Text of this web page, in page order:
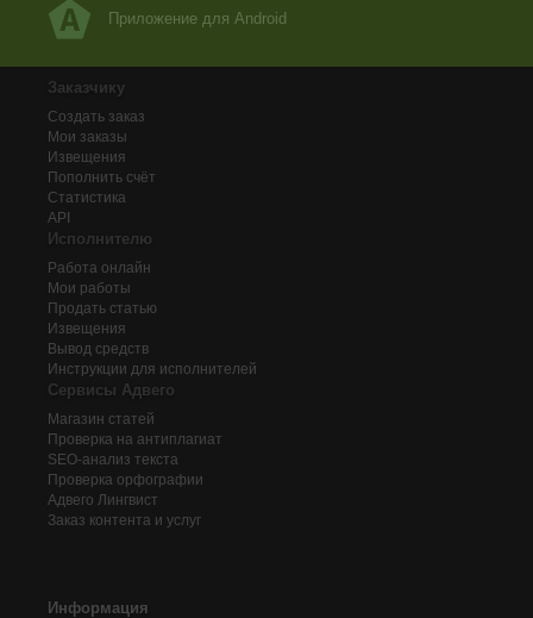
Приложение для Android
Заказчику
Создать заказ
Мои заказы
Извещения
Пополнить счёт
Статистика
API
Исполнителю
Работа онлайн
Мои работы
Продать статью
Извещения
Вывод средств
Инструкции для исполнителей
Сервисы Адвего
Магазин статей
Проверка на антиплагиат
SEO-анализ текста
Проверка орфографии
Адвего Лингвист
Заказ контента и услуг
Информация